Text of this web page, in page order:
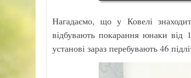
Нагадаємо, що у Ковелі
відбувають покарання юнаки від
установі зараз перебувають 46